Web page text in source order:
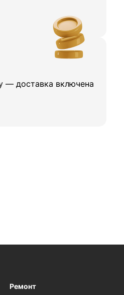
— доставка включена
Ремонт